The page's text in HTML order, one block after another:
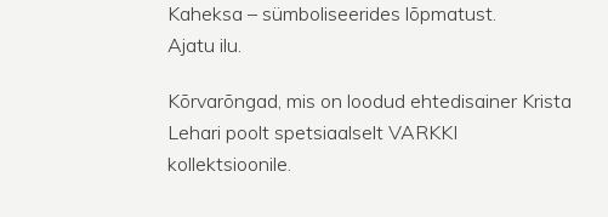
Kaheksa – sümboliseerides lõpmatust.
Ajatu ilu.
Kõrvarõngad, mis on loodud ehtedisainer Krista
Lehari poolt spetsiaalselt VARKKI
kollektsioonile.